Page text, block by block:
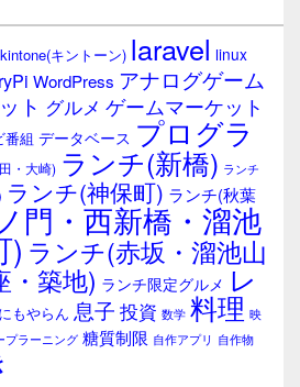
kintone(キントーン) laravel linux
WordPress アナログゲーム
ト グルメ ゲームマーケット
番組 データベース プログラ
・大崎) ランチ(新橋) ランチ
ランチ(神保町) ランチ(秋葉
門・西新橋・溜池
) ランチ(赤坂・溜池山
・築地) ランチ限定グルメ レ
もやらん 息子 投資 数学 料理 映
プラーニング 糖質制限 自作アプリ 自作物